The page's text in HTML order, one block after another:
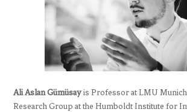
Ali Aslan Gümüsayis Professor at LMU
Research Group at the Humboldt Institute for